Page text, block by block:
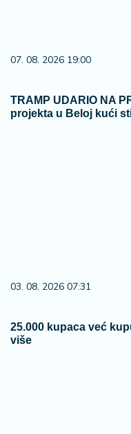
07. 08. 2026 19:00
TRAMP UDARIO NA
projekta u Beloj kući
03. 08. 2026 07:31
25.000 kupaca već
više